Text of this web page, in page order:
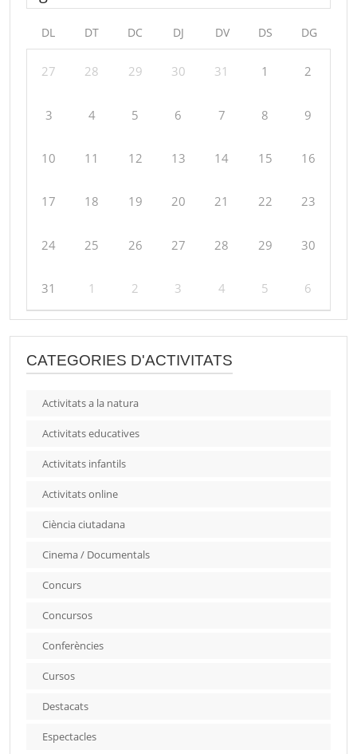
DL DT DC DJ DV DS DG
27 28 29 30 31 1 2
3 4 5 6 7 8 9
10 11 12 13 14 15 16
17 18 19 20 21 22 23
24 25 26 27 28 29 30
31 1 2 3 4 5 6
CATEGORIES D'ACTIVITATS
Activitats a la natura
Activitats educatives
Activitats infantils
Activitats online
Ciència ciutadana
Cinema / Documentals
Concurs
Concursos
Conferències
Cursos
Destacats
Espectacles